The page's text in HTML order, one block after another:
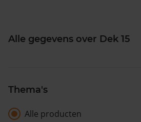
Alle gegevens over Dek 15
Thema's
Alle producten